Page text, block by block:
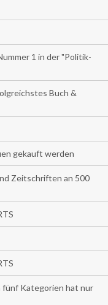
1 in der "Politik-
Buch &
gekauft werden
Zeitschriften an 500
fünf Kategorien hat nur